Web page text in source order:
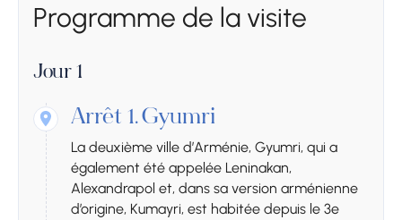
Programme de la visite
Jour 1
Arrêt 1.Gyumri
La deuxième ville d’Arménie, Gyumri, qui a
également été appelée Leninakan,
Alexandrapol et, dans sa version arménienne
d’origine, Kumayri, est habitée depuis le 3e